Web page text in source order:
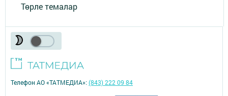
Төрле темалар
Телефон АО «ТАТМЕДИА»:(843) 222 09 84